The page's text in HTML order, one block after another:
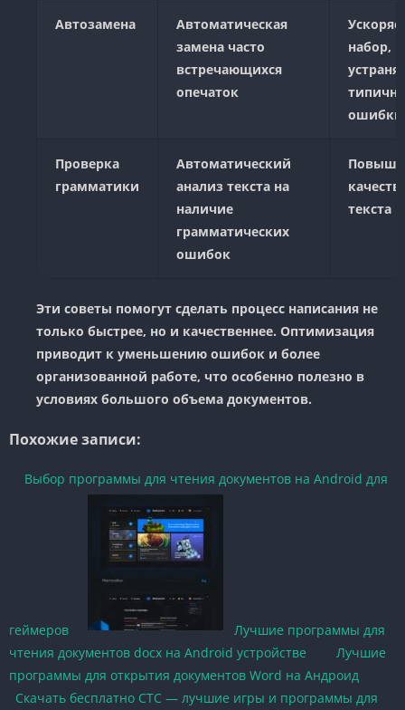
Автозамена
Автоматическая
замена часто
встречающихся
опечаток
набор,
ошибки
Проверка
грамматики
Автоматический
анализ текста на
наличие
грамматических
ошибок
текста
Эти советы помогут сделать процесс написания не
только быстрее, но и качественнее. Оптимизация
приводит к уменьшению ошибок и более
организованной работе, что особенно полезно в
условиях большого объема документов.
Похожие записи:
Выбор программы для чтения документов на Android для
геймеров
Лучшие программы для
чтения документов docx на Android устройстве
Лучшие
программы для открытия документов Word на Андроид
Скачать бесплатно СТС — лучшие игры и программы для